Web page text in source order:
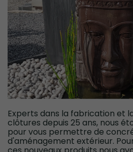
Experts dans la fabrication et
clôtures depuis 25 ans, nous
pour vous permettre de
d'aménagement extérieur.